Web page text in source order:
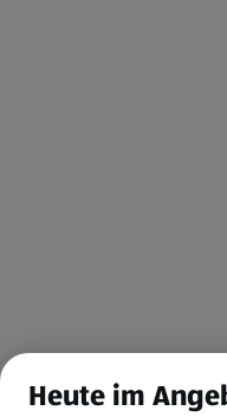
Heute im